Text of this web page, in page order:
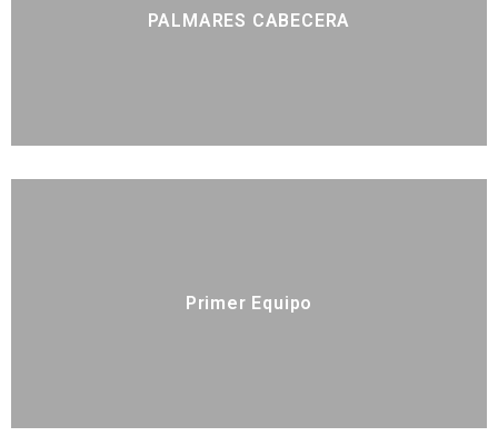
PALMARES CABECERA
Primer Equipo